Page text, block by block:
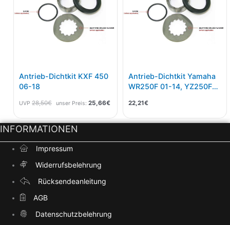
Antrieb-Dichtkit KXF 450
06-18
UVP 28,50€ unser Preis: 25,66€
Antrieb-Dichtkit Yamaha
WR250F 01-14, YZ250F
22,21€
INFORMATIONEN
Impressum
Widerrufsbelehrung
Rücksendeanleitung
AGB
Datenschutzbelehrung